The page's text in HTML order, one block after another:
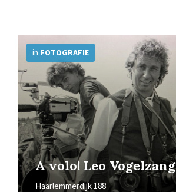
in FOTOGRAFIE
A volo! Leo Vogelzang
Haarlemmerdijk 188
Info